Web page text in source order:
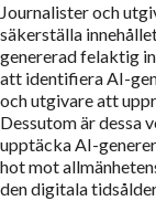
Journalister och
säkerställa
genererad felaktig
att identifiera AI-
och utgivare att
Dessutom är dessa
upptäcka AI-
hot mot
den digitala